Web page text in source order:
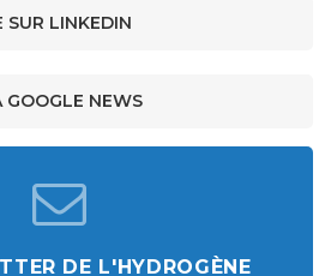
SUR LINKEDIN
GOOGLE NEWS
DE L'HYDROGÈNE